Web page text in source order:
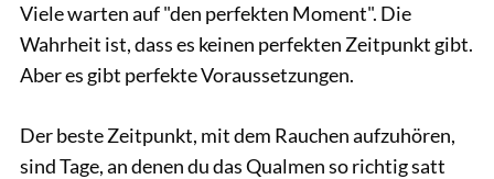
Viele warten auf "den perfekten Moment". Die
Wahrheit ist, dass es keinen perfekten Zeitpunkt gibt.
Aber es gibt perfekte Voraussetzungen.
Der beste Zeitpunkt, mit dem Rauchen aufzuhören,
sind Tage, an denen du das Qualmen so richtig satt